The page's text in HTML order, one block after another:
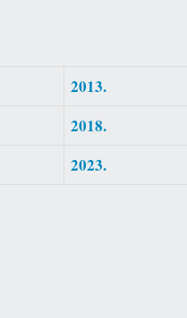
2013.
2018.
2023.